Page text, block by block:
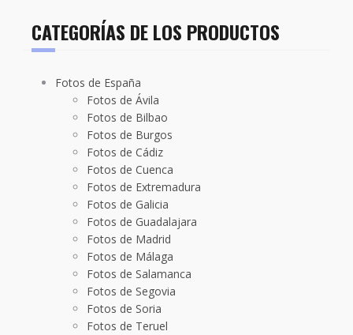
CATEGORÍAS DE LOS PRODUCTOS
Fotos de España
Fotos de Ávila
Fotos de Bilbao
Fotos de Burgos
Fotos de Cádiz
Fotos de Cuenca
Fotos de Extremadura
Fotos de Galicia
Fotos de Guadalajara
Fotos de Madrid
Fotos de Málaga
Fotos de Salamanca
Fotos de Segovia
Fotos de Soria
Fotos de Teruel